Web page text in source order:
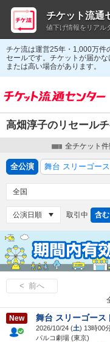
チケ流は運営25年・1,000万件
セールです。チケットが届か
または高い場合があります。
高畑淳子のリセール
全チケット
全公演 舞台 スリーゴース
取引中 含む
< 前へ
New 舞台 スリーゴース
2026/10/24 (土) 13時00
パルコ劇場 (東京)
チケット流通
値下げ情報をリアル